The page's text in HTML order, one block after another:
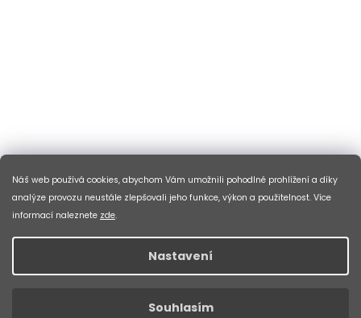
Náš web používá cookies, abychom Vám umožnili pohodlné prohlížení a díky
analýze provozu neustále zlepšovali jeho funkce, výkon a použitelnost. Více
informací naleznete zde.
Nastavení
Souhlasím